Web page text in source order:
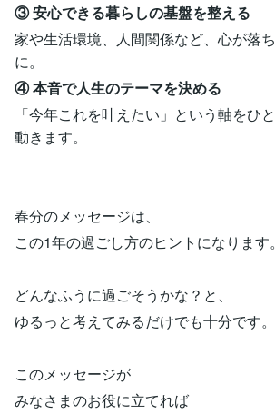
③ 安心できる暮らしの基盤を整える
家や生活環境、人間関係など、心が落
に。
④ 本音で人生のテーマを決める
「今年これを叶えたい」という軸をひ
動きます。
春分のメッセージは、
この1年の過ごし方のヒントになります
どんなふうに過ごそうかな？と、
ゆるっと考えてみるだけでも十分です。
このメッセージが
みなさまのお役に立てれば